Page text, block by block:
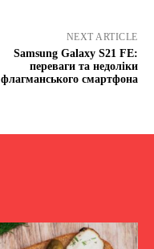
NEXT ARTICLE
Samsung Galaxy S21 FE:
переваги та недоліки
флагманського смартфона